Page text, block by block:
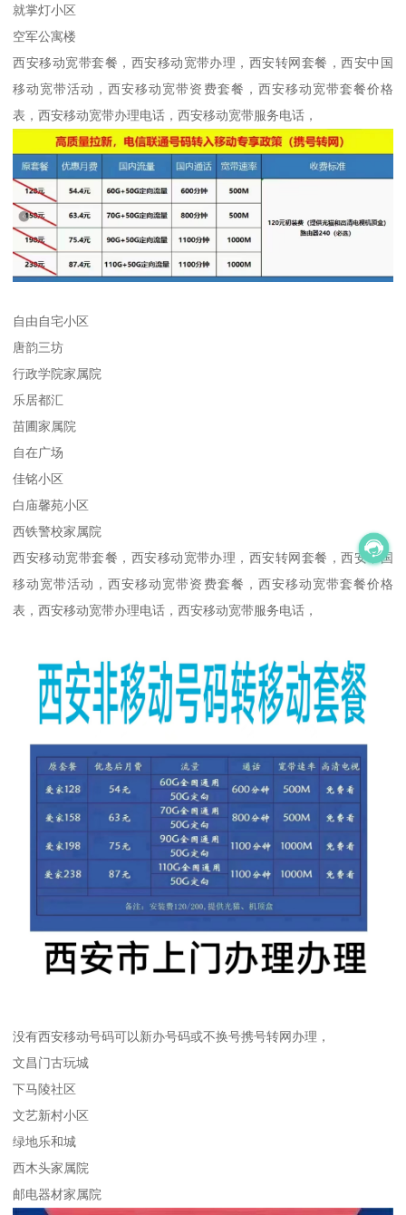
就掌灯小区
空军公寓楼
西安移动宽带套餐，西安移动宽带办理，西安转网套餐，西安中国
移动宽带活动，西安移动宽带资费套餐，西安移动宽带套餐价格
表，西安移动宽带办理电话，西安移动宽带服务电话，
自由自宅小区
唐韵三坊
行政学院家属院
乐居都汇
苗圃家属院
自在广场
佳铭小区
白庙馨苑小区
西铁警校家属院
西安移动宽带套餐，西安移动宽带办理，西安转网套餐，西安中国
移动宽带活动，西安移动宽带资费套餐，西安移动宽带套餐价格
表，西安移动宽带办理电话，西安移动宽带服务电话，
没有西安移动号码可以新办号码或不换号携号转网办理，
文昌门古玩城
下马陵社区
文艺新村小区
绿地乐和城
西木头家属院
邮电器材家属院